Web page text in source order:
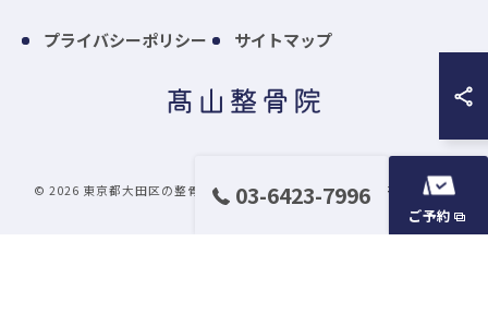
03-6423-7996
ご予約
プライバシーポリシー サイトマップ
© 2026 東京都大田区の整骨院なら髙山整骨院 ALL RIGHTS RESERVED.